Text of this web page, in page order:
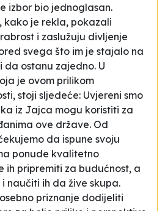
izbor bio jednoglasan.
kako je rekla, pokazali
i zaslužuju divljenje
svega što im je stajalo na
da ostanu zajedno. U
je ovom prilikom
stoji sljedeće: Uvjereni smo
iz Jajca mogu koristiti za
ove države. Od
da ispune svoju
ponude kvalitetno
ih pripremiti za budućnost, a
naučiti ih da žive skupa.
priznanje dodijeliti